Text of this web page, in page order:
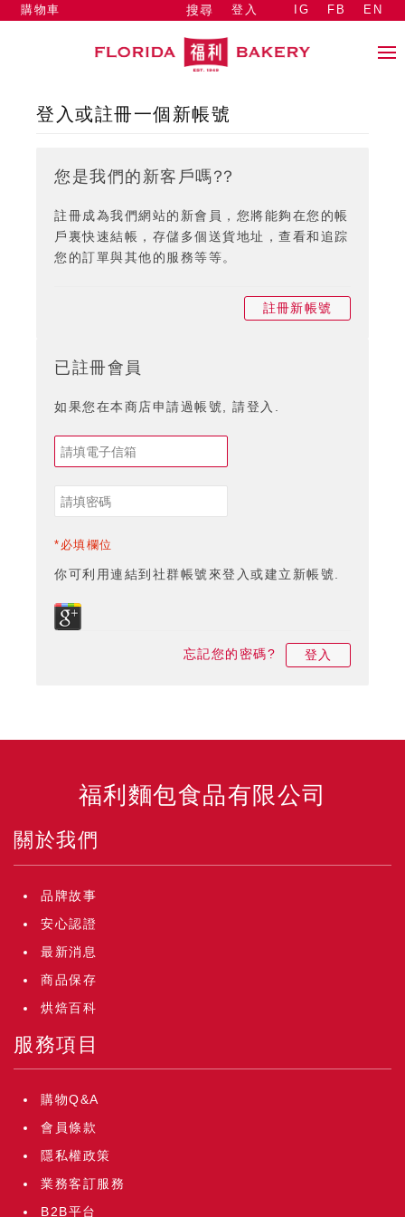
搜尋 登入
購物車 IG FB EN
登入或註冊一個新帳號
您是我們的新客戶嗎??
註冊成為我們網站的新會員，您將能夠在您的帳
戶裏快速結帳，存儲多個送貨地址，查看和追踪
您的訂單與其他的服務等等。
註冊新帳號
已註冊會員
如果您在本商店申請過帳號, 請登入.
*必填欄位
你可利用連結到社群帳號來登入或建立新帳號.
忘記您的密碼? 登入
福利麵包食品有限公司
關於我們
品牌故事
安心認證
最新消息
商品保存
烘焙百科
服務項目
購物Q&A
會員條款
隱私權政策
業務客訂服務
B2B平台